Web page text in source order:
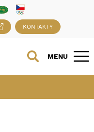
KONTAKTY
MENU